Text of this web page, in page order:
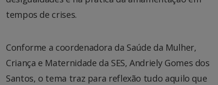
tempos de crises.
Conforme a coordenadora da Saúde da Mulher,
Criança e Maternidade da SES, Andriely Gomes dos
Santos, o tema traz para reflexão tudo aquilo que